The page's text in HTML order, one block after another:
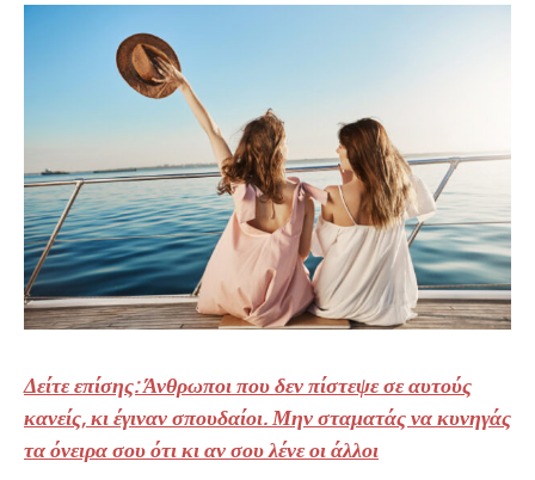
Δείτε επίσης: Άνθρωποι που δεν πίστεψε σε αυτούς
κανείς, κι έγιναν σπουδαίοι. Μην σταματάς να κυνηγάς
τα όνειρα σου ότι κι αν σου λένε οι άλλοι